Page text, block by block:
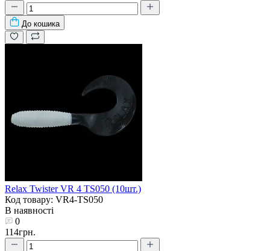
До кошика
Relax Twister VR 4 TS050 (10шт.)
Код товару: VR4-TS050
В наявності
0
114грн.